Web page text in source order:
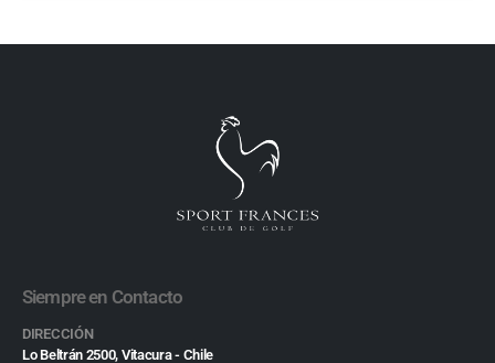
Siempre en Contacto
DIRECCIÓN
Lo Beltrán 2500, Vitacura - Chile